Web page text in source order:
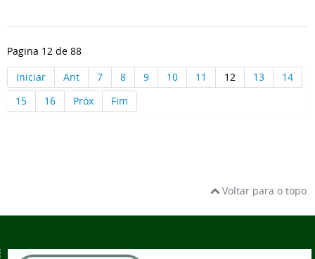
Pagina 12 de 88
Iniciar
Ant 7 8 9 10 11 12 13
14
15
16 Próx Fim
Voltar para o topo